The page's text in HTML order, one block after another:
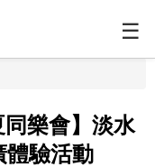
☰
樂會】淡水
體驗活動